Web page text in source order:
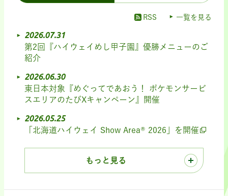
RSS 一覧を見る
2026.07.31
第2回『ハイウェイめし甲子園』優勝メニューのご
紹介
2026.06.30
東日本対象『めぐってであおう！ ポケモンサービ
スエリアのたびXキャンペーン』開催
2026.05.25
「北海道ハイウェイ Show Area® 2026」を開催
もっと見る